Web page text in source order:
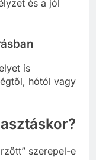
és a jól
is
hótól vagy
szerepel-e